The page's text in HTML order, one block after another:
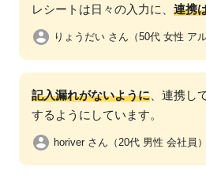
レシートは日々の入力に、 連携
りょうだい さん（50代 女性 ア
記入漏れがないように 、連携し
するようにしています。
horiver さん（20代 男性 会社員）